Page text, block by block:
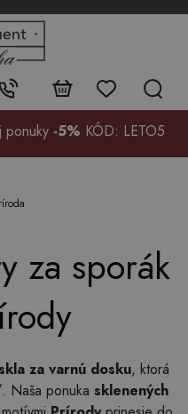
+48
99
ponuky -5% KÓD: LETO5
za sporák
za varnú dosku, ktorá
Naša ponuka sklenených